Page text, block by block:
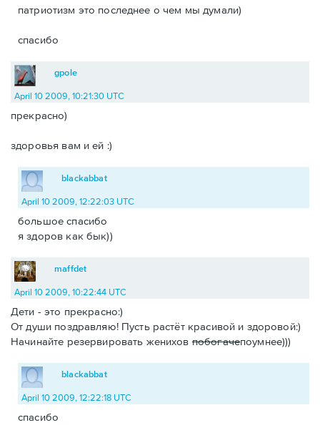
патриотизм это последнее о чем мы думали)
спасибо
gpole
April 10 2009, 10:21:30 UTC
прекрасно)
здоровья вам и ей :)
blackabbat
April 10 2009, 12:22:03 UTC
большое спасибо
я здоров как бык))
maffdet
April 10 2009, 10:22:44 UTC
Дети - это прекрасно:)
От души поздравляю! Пусть растёт красивой и здоровой:)
Начинайте резервировать жениховпобогачепоумнее)))
blackabbat
April 10 2009, 12:22:18 UTC
спасибо